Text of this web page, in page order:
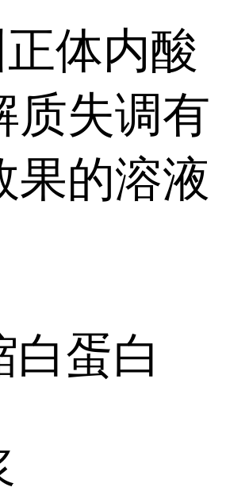
体内酸
质失调有
果的溶液
白蛋白